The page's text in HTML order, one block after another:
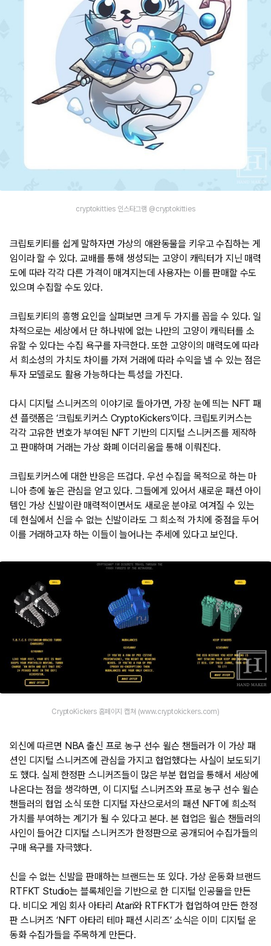
cryptokitties 인스타그램 @cryptokitties
크립토키티를 쉽게 말하자면 가상의 애완동물을 키우고 수집하는 게
임이라 할 수 있다. 교배를 통해 생성되는 고양이 캐릭터가 지닌 매력
도에 따라 각각 다른 가격이 매겨지는데 사용자는 이를 판매할 수도
있으며 수집할 수도 있다.
크립토키티의 흥행 요인을 살펴보면 크게 두 가지를 꼽을 수 있다. 일
차적으로는 세상에서 단 하나밖에 없는 나만의 고양이 캐릭터를 소
유할 수 있다는 수집 욕구를 자극한다. 또한 고양이의 매력도에 따라
서 희소성의 가치도 차이를 가져 거래에 따라 수익을 낼 수 있는 점은
투자 모델로도 활용 가능하다는 특성을 가진다.
다시 디지털 스니커즈의 이야기로 돌아가면, 가장 눈에 띄는 NFT 패
션 플랫폼은 ‘크립토키커스 CryptoKickers’이다. 크립토키커스는
각각 고유한 번호가 부여된 NFT 기반의 디지털 스니커즈를 제작하
고 판매하며 거래는 가상 화폐 이더리움을 통해 이뤄진다.
크립토키커스에 대한 반응은 뜨겁다. 우선 수집을 목적으로 하는 마
니아 층에 높은 관심을 얻고 있다. 그들에게 있어서 새로운 패션 아이
템인 가상 신발이란 매력적이면서도 새로운 분야로 여겨질 수 있는
데 현실에서 신을 수 없는 신발이라도 그 희소적 가치에 중점을 두어
이를 거래하고자 하는 이들이 늘어나는 추세에 있다고 보인다.
CryptoKickers 홈페이지 캡쳐 (www.cryptokickers.com)
외신에 따르면 NBA 출신 프로 농구 선수 윌슨 챈들러가 이 가상 패
션인 디지털 스니커즈에 관심을 가지고 협업했다는 사실이 보도되기
도 했다. 실제 한정판 스니커즈들이 많은 부분 협업을 통해서 세상에
나온다는 점을 생각하면, 이 디지털 스니커즈와 프로 농구 선수 윌슨
챈들러의 협업 소식 또한 디지털 자산으로서의 패션 NFT에 희소적
가치를 부여하는 계기가 될 수 있다고 본다. 본 협업은 윌슨 챈들러의
사인이 들어간 디지털 스니커즈가 한정판으로 공개되어 수집가들의
구매 욕구를 자극했다.
신을 수 없는 신발을 판매하는 브랜드는 또 있다. 가상 운동화 브랜드
RTFKT Studio는 블록체인을 기반으로 한 디지털 인공물을 만든
다. 비디오 게임 회사 아타리 Atari와 RTFKT가 협업하여 만든 한정
판 스니커즈 ‘NFT 아타리 테마 패션 시리즈’ 소식은 이미 디지털 운
동화 수집가들을 주목하게 만든다.